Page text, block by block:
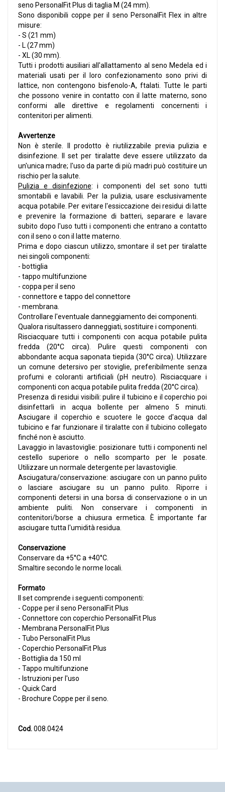
seno PersonalFit Plus di taglia M (24 mm).
Sono disponibili coppe per il seno PersonalFit Flex in altre
misure:
- S (21 mm)
- L (27 mm)
- XL (30 mm).
Tutti i prodotti ausiliari all'allattamento al seno Medela ed i
materiali usati per il loro confezionamento sono privi di
lattice, non contengono bisfenolo-A, ftalati. Tutte le parti
che possono venire in contatto con il latte materno, sono
conformi alle direttive e regolamenti concernenti i
contenitori per alimenti.
Avvertenze
Non è sterile. Il prodotto è riutilizzabile previa pulizia e
disinfezione. Il set per tiralatte deve essere utilizzato da
un'unica madre; l'uso da parte di più madri può costituire un
rischio per la salute.
Pulizia e disinfezione: i componenti del set sono tutti
smontabili e lavabili. Per la pulizia, usare esclusivamente
acqua potabile. Per evitare l'essiccazione dei residui di latte
e prevenire la formazione di batteri, separare e lavare
subito dopo l'uso tutti i componenti che entrano a contatto
con il seno o con il latte materno.
Prima e dopo ciascun utilizzo, smontare il set per tiralatte
nei singoli componenti:
- bottiglia
- tappo multifunzione
- coppa per il seno
- connettore e tappo del connettore
- membrana.
Controllare l'eventuale danneggiamento dei componenti.
Qualora risultassero danneggiati, sostituire i componenti.
Risciacquare tutti i componenti con acqua potabile pulita
fredda (20°C circa). Pulire questi componenti con
abbondante acqua saponata tiepida (30°C circa). Utilizzare
un comune detersivo per stoviglie, preferibilmente senza
profumi e coloranti artificiali (pH neutro). Risciacquare i
componenti con acqua potabile pulita fredda (20°C circa).
Presenza di residui visibili: pulire il tubicino e il coperchio poi
disinfettarli in acqua bollente per almeno 5 minuti.
Asciugare il coperchio e scuotere le gocce d'acqua dal
tubicino e far funzionare il tiralatte con il tubicino collegato
finché non è asciutto.
Lavaggio in lavastoviglie: posizionare tutti i componenti nel
cestello superiore o nello scomparto per le posate.
Utilizzare un normale detergente per lavastoviglie.
Asciugatura/conservazione: asciugare con un panno pulito
o lasciare asciugare su un panno pulito. Riporre i
componenti detersi in una borsa di conservazione o in un
ambiente puliti. Non conservare i componenti in
contenitori/borse a chiusura ermetica. È importante far
asciugare tutta l'umidità residua.
Conservazione
Conservare da +5°C a +40°C.
Smaltire secondo le norme locali.
Formato
Il set comprende i seguenti componenti:
- Coppe per il seno PersonalFit Plus
- Connettore con coperchio PersonalFit Plus
- Membrana PersonalFit Plus
- Tubo PersonalFit Plus
- Coperchio PersonalFit Plus
- Bottiglia da 150 ml
- Tappo multifunzione
- Istruzioni per l'uso
- Quick Card
- Brochure Coppe per il seno.
Cod.008.0424